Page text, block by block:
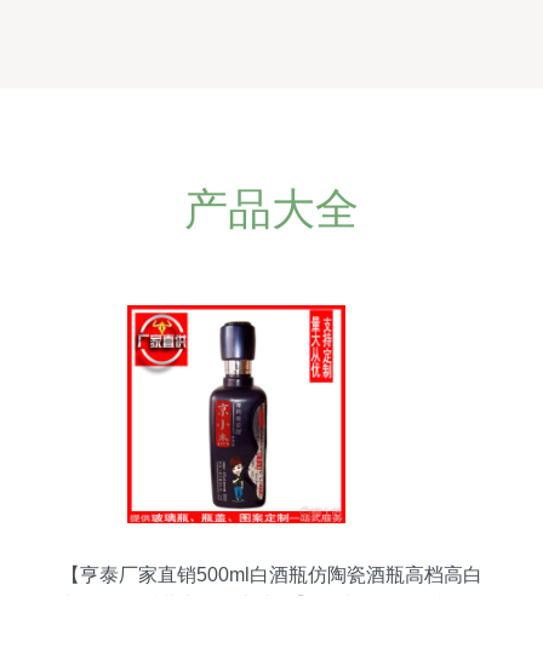
产品大全
【亨泰厂家直销500ml白酒瓶仿陶瓷酒瓶高档高白